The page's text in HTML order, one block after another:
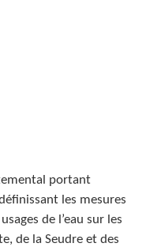
portant
les mesures
de l’eau sur les
de la Seudre et des